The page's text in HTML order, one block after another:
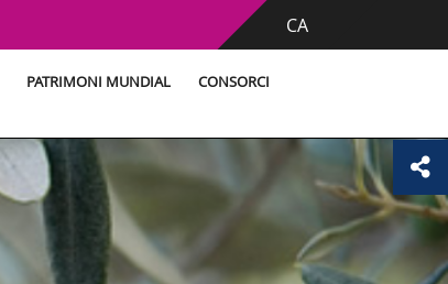
CA
PATRIMONI MUNDIAL CONSORCI